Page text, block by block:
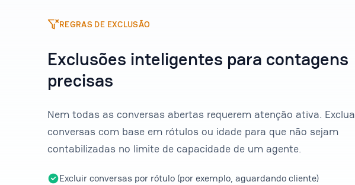
REGRAS DE EXCLUSÃO
Exclusões inteligentes para contagens
precisas
Nem todas as conversas abertas requerem atenção ativa. Exclua
conversas com base em rótulos ou idade para que não sejam
contabilizadas no limite de capacidade de um agente.
Excluir conversas por rótulo (por exemplo, aguardando cliente)